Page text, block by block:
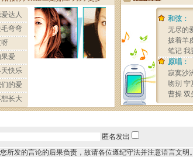
匿名发出
所发的言论的后果负责，故请各位遵纪守法并注意语言文明。